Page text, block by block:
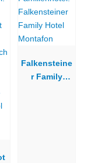
Falkensteine
r Family